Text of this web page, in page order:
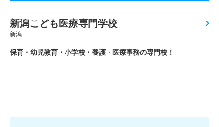
新潟こども医療専門学校
新潟
保育・幼児教育・小学校・養護・医療事務の専門校！